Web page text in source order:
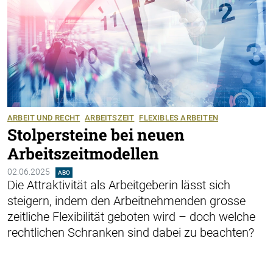
ARBEIT UND RECHT ARBEITSZEIT FLEXIBLES ARBEITEN
Stolpersteine bei neuen
Arbeitszeitmodellen
02.06.2025 ABO
Die Attraktivität als Arbeitgeberin lässt sich
steigern, indem den Arbeit­nehmenden grosse
zeitliche Flexibilität geboten wird – doch welche
rechtlichen Schranken sind dabei zu beachten?